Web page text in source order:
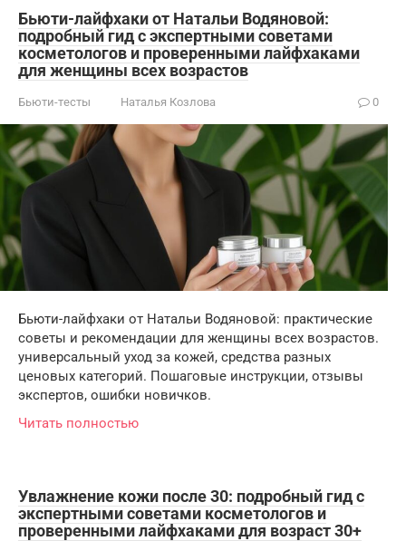
Бьюти-лайфхаки от Натальи Водяновой:
подробный гид с экспертными советами
косметологов и проверенными лайфхаками
для женщины всех возрастов
Бьюти-тесты Наталья Козлова 0
Бьюти-лайфхаки от Натальи Водяновой: практические
советы и рекомендации для женщины всех возрастов.
универсальный уход за кожей, средства разных
ценовых категорий. Пошаговые инструкции, отзывы
экспертов, ошибки новичков.
Читать полностью
Увлажнение кожи после 30: подробный гид с
экспертными советами косметологов и
проверенными лайфхаками для возраст 30+